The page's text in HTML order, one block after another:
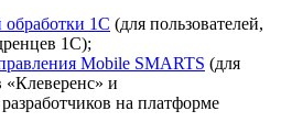
1С (для пользователей,
1С);
Mobile SMARTS (для
и
на платформе